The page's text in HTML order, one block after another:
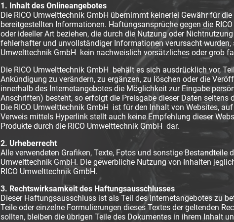
1. Inhalt des Onlineangebotes
Die RICO Umwelttechnik GmbH übernimmt keinerlei Gewähr für
bereitgestellten Informationen. Haftungsansprüche gegen die
oder ideeller Art beziehen, die durch die Nutzung oder
fehlerhafter und unvollständiger Informationen verursacht
Umwelttechnik GmbH kein nachweislich vorsätzliches oder grob
Die RICO Umwelttechnik GmbH behält es sich ausdrücklich vor,
Ankündigung zu verändern, zu ergänzen, zu löschen oder die
innerhalb des Internetangebotes die Möglichkeit zur Eingabe
Anschriften) besteht, so erfolgt die Preisgabe dieser Daten
Die RICO Umwelttechnik GmbH ist für den Inhalt von Websites,
Verweis mittels Hyperlink stellt auch keine Empfehlung dieser
Produkte durch die RICO Umwelttechnik GmbH dar.
2. Urheberrecht
Alle verwendeten Grafiken, Texte, Fotos und sonstige Bestandteile
Umwelttechnik GmbH. Die gewerbliche Nutzung von Inhalten
RICO Umwelttechnik GmbH.
3. Rechtswirksamkeit des Haftungsausschlusses
Dieser Haftungsausschluss ist als Teil des Internetangebotes zu
Teile oder einzelne Formulierungen dieses Textes der geltenden
sollten, bleiben die übrigen Teile des Dokumentes in ihrem Inhalt